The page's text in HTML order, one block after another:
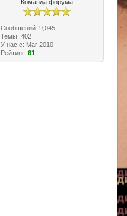
Команда форума
Сообщений: 9,045
Темы: 402
У нас с: Mar 2010
Рейтинг: 61